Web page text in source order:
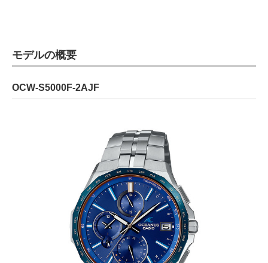
モデルの概要
OCW-S5000F-2AJF